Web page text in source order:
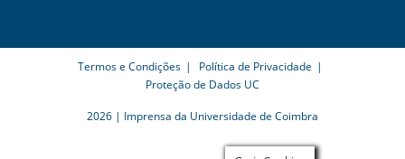
Termos e Condições
Política de Privacidade
Proteção de Dados UC
2026 | Imprensa da Universidade de Coimbra